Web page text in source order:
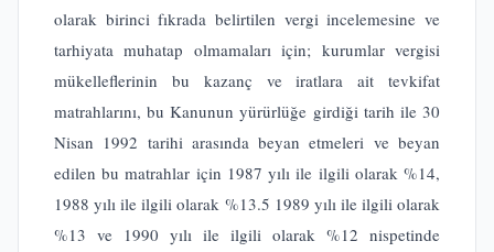
olarak birinci fıkrada belirtilen vergi incelemesine ve
tarhiyata muhatap olmamaları için; kurumlar vergisi
mükelleflerinin bu kazanç ve iratlara ait tevkifat
matrahlarını, bu Kanunun yürürlüğe girdiği tarih ile 30
Nisan 1992 tarihi arasında beyan etmeleri ve beyan
edilen bu matrahlar için 1987 yılı ile ilgili olarak %14,
1988 yılı ile ilgili olarak %13.5 1989 yılı ile ilgili olarak
%13 ve 1990 yılı ile ilgili olarak %12 nispetinde